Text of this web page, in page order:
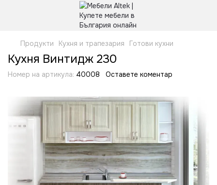
Продукти Кухня и трапезария Готови кухни
Кухня Винтидж 230
Номер на артикула: 40008 Оставете коментар